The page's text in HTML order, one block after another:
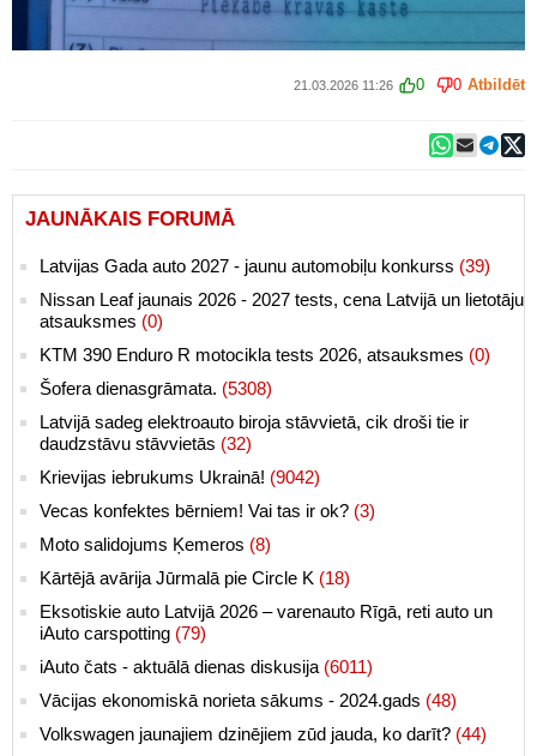
21.03.2026 11:26 0 0 Atbildēt
JAUNĀKAIS FORUMĀ
Latvijas Gada auto 2027 - jaunu automobiļu konkurss (39)
Nissan Leaf jaunais 2026 - 2027 tests, cena Latvijā un lietotāju
atsauksmes (0)
KTM 390 Enduro R motocikla tests 2026, atsauksmes (0)
Šofera dienasgrāmata. (5308)
Latvijā sadeg elektroauto biroja stāvvietā, cik droši tie ir
daudzstāvu stāvvietās (32)
Krievijas iebrukums Ukrainā! (9042)
Vecas konfektes bērniem! Vai tas ir ok? (3)
Moto salidojums Ķemeros (8)
Kārtējā avārija Jūrmalā pie Circle K (18)
Eksotiskie auto Latvijā 2026 – varenauto Rīgā, reti auto un
iAuto carspotting (79)
iAuto čats - aktuālā dienas diskusija (6011)
Vācijas ekonomiskā norieta sākums - 2024.gads (48)
Volkswagen jaunajiem dzinējiem zūd jauda, ko darīt? (44)